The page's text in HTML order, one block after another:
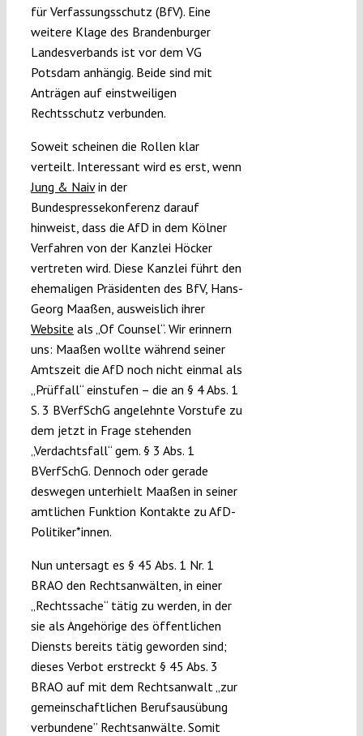
für Verfassungsschutz (BfV). Eine
weitere Klage des Brandenburger
Landesverbands ist vor dem VG
Potsdam anhängig. Beide sind mit
Anträgen auf einstweiligen
Rechtsschutz verbunden.
Soweit scheinen die Rollen klar
verteilt. Interessant wird es erst, wenn
Jung & Naivin der
Bundespressekonferenz darauf
hinweist, dass die AfD in dem Kölner
Verfahren von der Kanzlei Höcker
vertreten wird. Diese Kanzlei führt den
ehemaligen Präsidenten des BfV, Hans-
Georg Maaßen, ausweislich ihrer
Website als „Of Counsel“. Wir erinnern
uns: Maaßen wollte während seiner
Amtszeit die AfD noch nicht einmal als
„Prüffall“ einstufen – die an § 4 Abs. 1
S. 3 BVerfSchG angelehnte Vorstufe zu
dem jetzt in Frage stehenden
„Verdachtsfall“ gem. § 3 Abs. 1
BVerfSchG. Dennoch oder gerade
deswegen unterhielt Maaßen in seiner
amtlichen Funktion Kontakte zu AfD-
Politiker*innen.
Nun untersagt es § 45 Abs. 1 Nr. 1
BRAO den Rechtsanwälten, in einer
„Rechtssache“ tätig zu werden, in der
sie als Angehörige des öffentlichen
Diensts bereits tätig geworden sind;
dieses Verbot erstreckt § 45 Abs. 3
BRAO auf mit dem Rechtsanwalt „zur
gemeinschaftlichen Berufsausübung
verbundene” Rechtsanwälte. Somit